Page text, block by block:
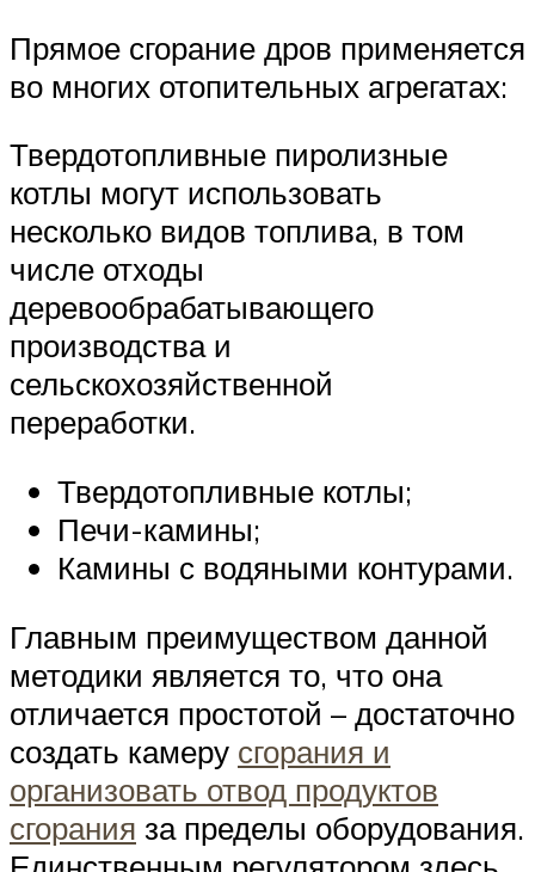
Прямое сгорание дров применяется
во многих отопительных агрегатах:
Твердотопливные пиролизные
котлы могут использовать
несколько видов топлива, в том
числе отходы
деревообрабатывающего
производства и
сельскохозяйственной
переработки.
Твердотопливные котлы;
Печи-камины;
Камины с водяными контурами.
Главным преимуществом данной
методики является то, что она
отличается простотой – достаточно
создать камеру сгорания и
организовать отвод продуктов
сгорания за пределы оборудования.